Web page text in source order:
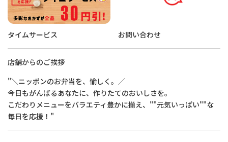
タイムサービス お問い合わせ
店舗からのご挨拶
"＼ニッポンのお弁当を、愉しく。／
今日もがんばるあなたに、作りたてのおいしさを。
こだわりメニューをバラエティ豊かに揃え、""元気いっぱい""な
毎日を応援！"